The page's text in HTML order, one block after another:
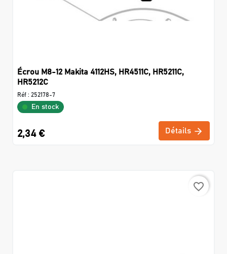
Écrou M8-12 Makita 4112HS, HR4511C, HR5211C,
HR5212C
Réf : 252178-7
En stock
2,34 € Détails
favorite_border